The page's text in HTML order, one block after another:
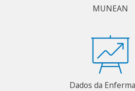
MUNEAN
Dados da